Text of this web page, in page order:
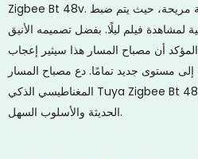
Zigbee Bt 48v. تخيل أنك تدخل إلى غرفة معيشة مريحة، حيث يتم ضبط
لمشاهدة فيلم ليلًا. بفضل تصميمه الأنيق
المؤكد أن مصباح المسار هذا سيثير إعجاب
مستوى جديد تمامًا. دع مصباح المسار
المغناطيسي الذكي Tuya Zigbee Bt 48v يرشدك عبر عالم من الراحة
الحديثة والأسلوب السهل.